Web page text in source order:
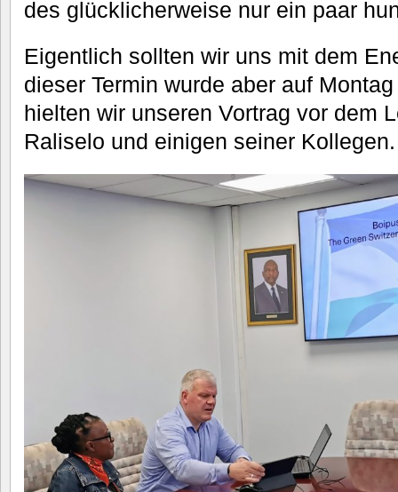
des glücklicherweise nur ein paar
Eigentlich sollten wir uns mit dem
dieser Termin wurde aber auf
hielten wir unseren Vortrag vor dem
Raliselo und einigen seiner Kollegen.